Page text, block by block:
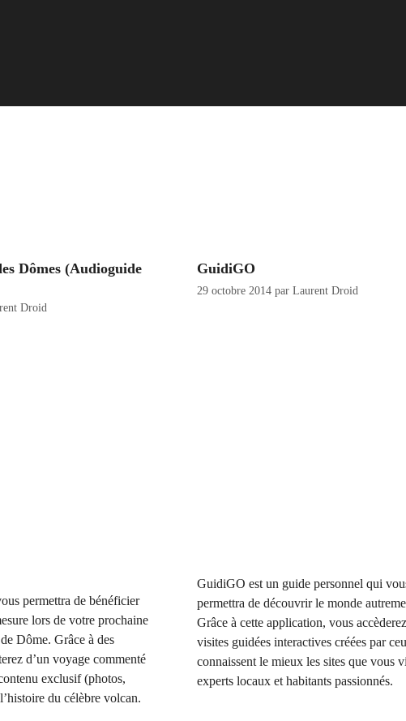
Dômes (Audioguide
Droid
permettra de bénéficier
lors de votre prochaine
Dôme. Grâce à des
d’un voyage commenté
exclusif (photos,
du célèbre volcan.
GuidiGO
29 octobre 2014 par Laurent Droid
GuidiGO est un guide personnel qui
permettra de découvrir le monde
Grâce à cette application, vous
visites guidées interactives créées par
connaissent le mieux les sites que vous
experts locaux et habitants passionnés.